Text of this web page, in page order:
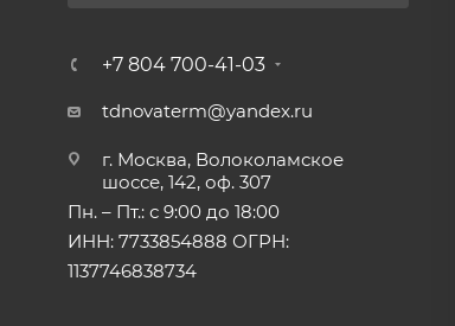
+7 804 700-41-03
tdnovaterm@yandex.ru
г. Москва, Волоколамское
шоссе, 142, оф. 307
Пн. – Пт.: с 9:00 до 18:00
ИНН: 7733854888 ОГРН:
1137746838734